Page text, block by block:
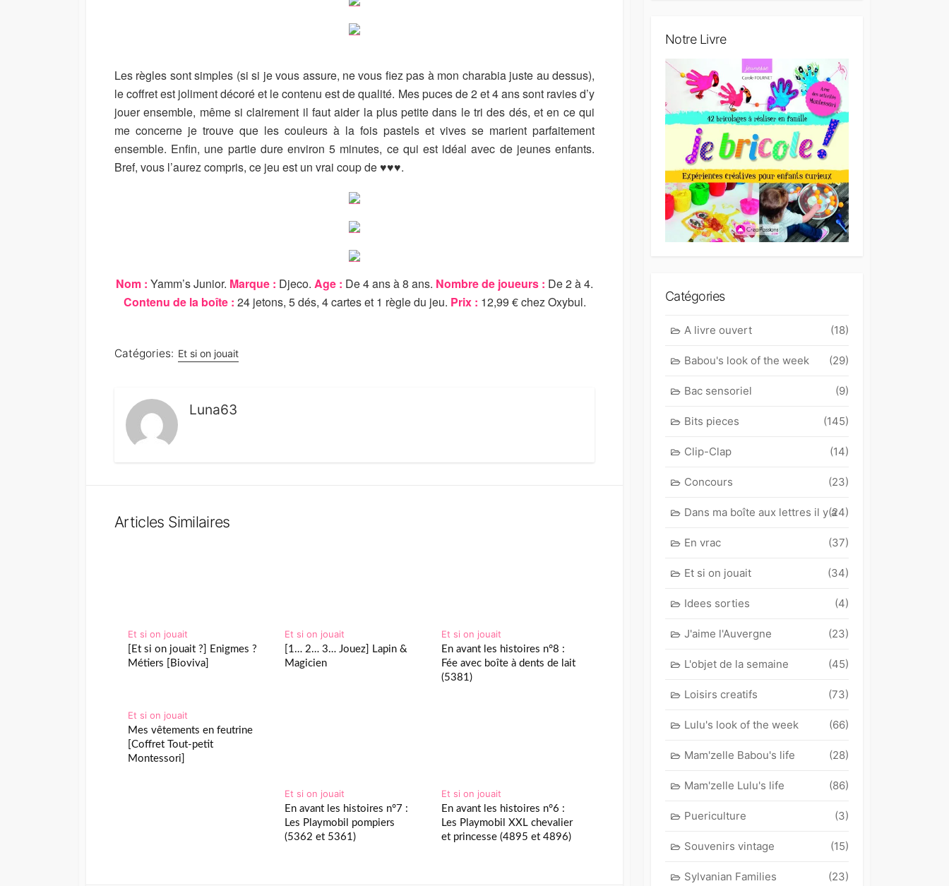
Les règles sont simples (si si je vous assure, ne vous fiez pas à mon charabia juste au dessus),
le coffret est joliment décoré et le contenu est de qualité. Mes puces de 2 et 4 ans sont ravies d’y
jouer ensemble, même si clairement il faut aider la plus petite dans le tri des dés, et en ce qui
me concerne je trouve que les couleurs à la fois pastels et vives se marient parfaitement
ensemble. Enfin, une partie dure environ 5 minutes, ce qui est idéal avec de jeunes enfants.
Bref, vous l’aurez compris, ce jeu est un vrai coup de ♥♥♥.
Nom : Yamm’s Junior. Marque : Djeco. Age : De 4 ans à 8 ans. Nombre de joueurs : De 2 à 4.
Contenu de la boîte : 24 jetons, 5 dés, 4 cartes et 1 règle du jeu. Prix : 12,99 € chez Oxybul.
Catégories: Et si on jouait
Luna63
Articles Similaires
Et si on jouait
[Et si on jouait ?] Enigmes ?
Métiers [Bioviva]
Et si on jouait
[1… 2… 3… Jouez] Lapin &
Magicien
Et si on jouait
En avant les histoires n°8 :
Fée avec boîte à dents de lait
(5381)
Et si on jouait
Mes vêtements en feutrine
[Coffret Tout-petit
Montessori]
Et si on jouait
En avant les histoires n°7 :
Les Playmobil pompiers
(5362 et 5361)
Et si on jouait
En avant les histoires n°6 :
Les Playmobil XXL chevalier
et princesse (4895 et 4896)
Notre Livre
Catégories
A livre ouvert (18)
Babou's look of the week (29)
Bac sensoriel (9)
Bits pieces (145)
Clip-Clap (14)
Concours (23)
Dans ma boîte aux lettres il y a(24)
En vrac (37)
Et si on jouait (34)
Idees sorties (4)
J'aime l'Auvergne (23)
L'objet de la semaine (45)
Loisirs creatifs (73)
Lulu's look of the week (66)
Mam'zelle Babou's life (28)
Mam'zelle Lulu's life (86)
Puericulture (3)
Souvenirs vintage (15)
Sylvanian Families (23)